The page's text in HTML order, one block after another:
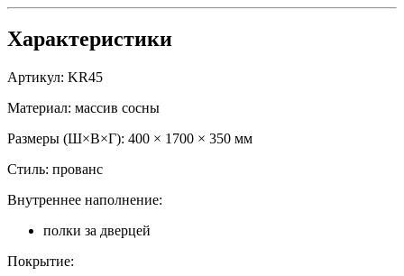
Характеристики
Артикул: KR45
Материал: массив сосны
Размеры (Ш×В×Г): 400 × 1700 × 350 мм
Стиль: прованс
Внутреннее наполнение:
полки за дверцей
Покрытие: